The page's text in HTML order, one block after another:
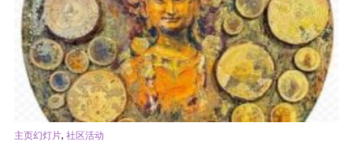
主页幻灯片, 社区活动